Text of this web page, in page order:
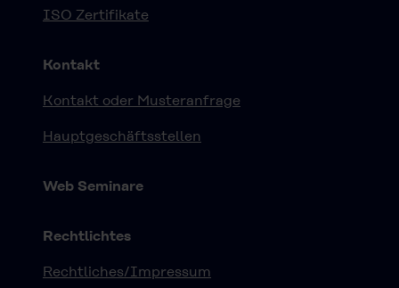
ISO Zertifikate
Kontakt
Kontakt oder Musteranfrage
Hauptgeschäftsstellen
Web Seminare
Rechtlichtes
Rechtliches/Impressum